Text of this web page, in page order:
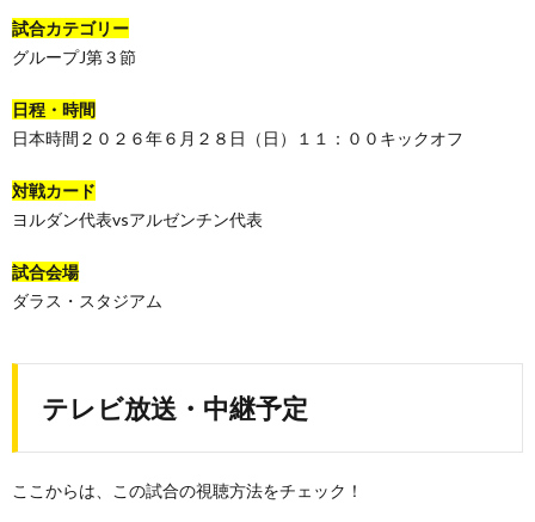
試合カテゴリー
グループJ第３節
日程・時間
日本時間２０２６年６月２８日（日）１１：００キックオフ
対戦カード
ヨルダン代表vsアルゼンチン代表
試合会場
ダラス・スタジアム
テレビ放送・中継予定
ここからは、この試合の視聴方法をチェック！